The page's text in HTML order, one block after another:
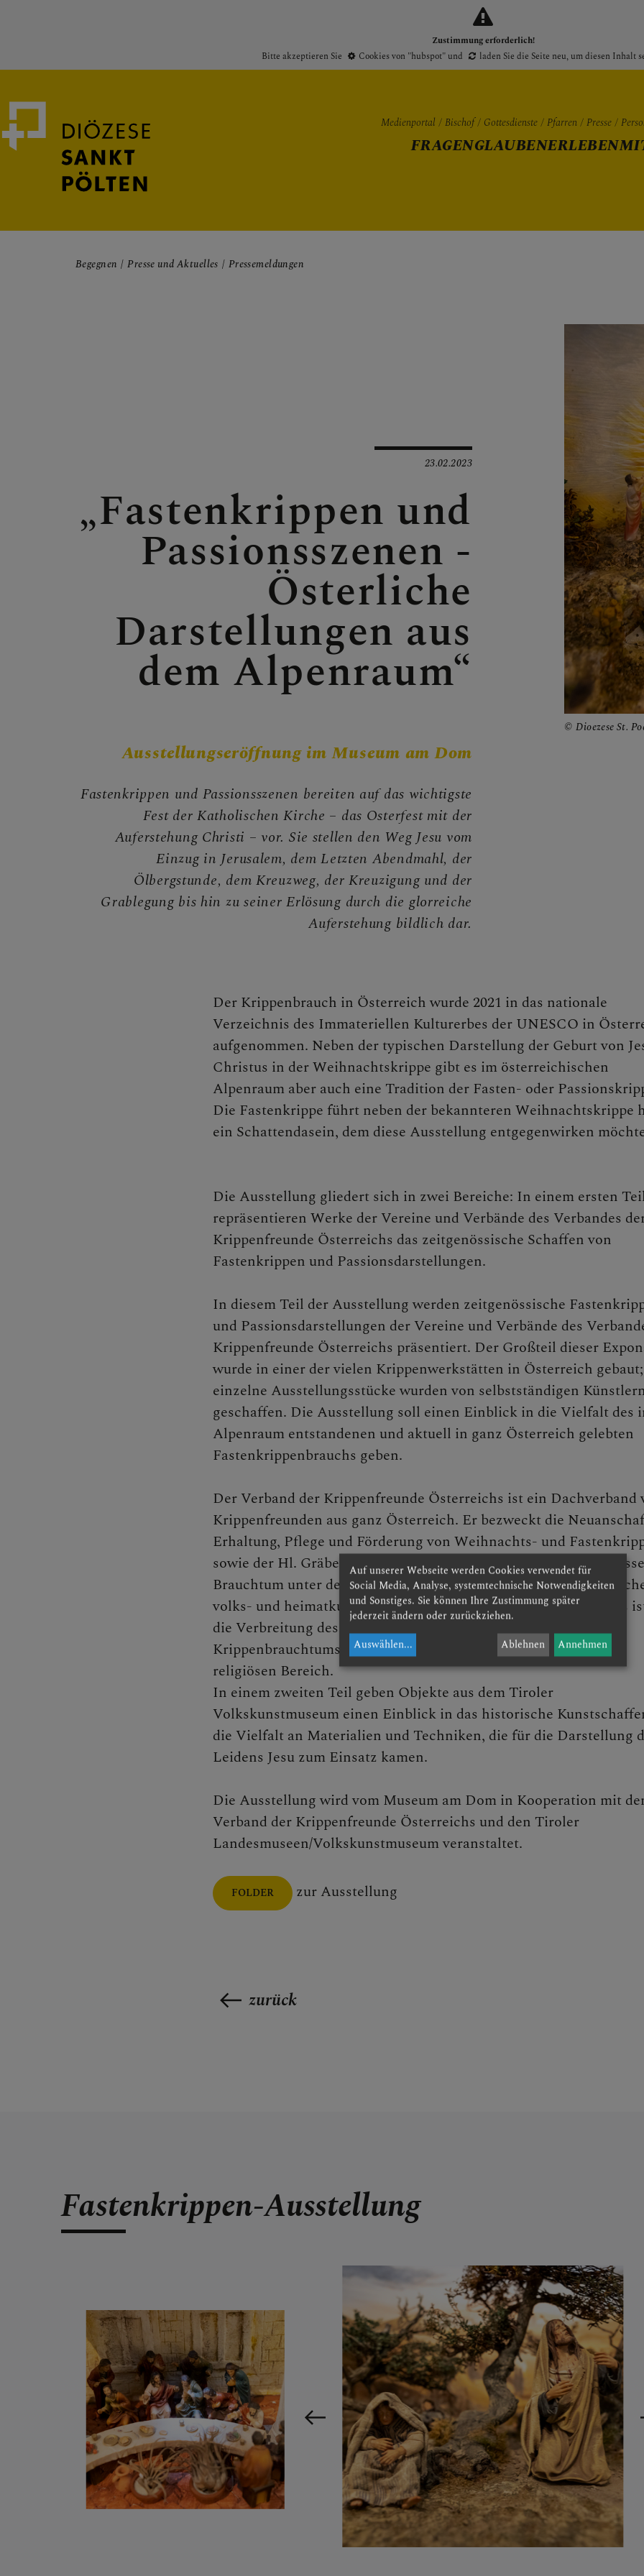
Zustimmung erforderlich!
Bitte akzeptieren Sie
Cookies von "hubspot"und laden Sie die Seite neu, um diesen Inhalt
Medienportal Bischof
GLAUBEN
ERLEBEN
MITMACHEN
BEGEGNEN
Begegnungstage
Seelsorge
Bischof
Personen
Diözesane Verwaltung
Pfarren
Medienplattform
Kontakt
Caritas St. Pölten & NÖ-West
Familie
Presse und Aktuelles
Gewalt & Missbrauch
Medienportal Bischof Gottesdienste Pfarren Presse
FRAGENGLAUBENERLEBEN
Begegnen Presse und Aktuelles Pressemeldungen
23.02.2023
„Fastenkrippen und
Passionsszenen -
Österliche
Darstellungen aus
dem Alpenraum“
Ausstellungseröffnung im Museum am Dom
Fastenkrippen und Passionsszenen bereiten auf das wichtigste
Fest der Katholischen Kirche – das Osterfest mit der
Auferstehung Christi – vor. Sie stellen den Weg Jesu vom
Einzug in Jerusalem, dem Letzten Abendmahl, der
Ölbergstunde, dem Kreuzweg, der Kreuzigung und der
Grablegung bis hin zu seiner Erlösung durch die glorreiche
Auferstehung bildlich dar.
Dioezese St.
Der Krippenbrauch in Österreich wurde 2021 in das nationale
Verzeichnis des Immateriellen Kulturerbes der UNESCO in
aufgenommen. Neben der typischen Darstellung der Geburt von
Christus in der Weihnachtskrippe gibt es im österreichischen
Alpenraum aber auch eine Tradition der Fasten- oder
Die Fastenkrippe führt neben der bekannteren Weihnachtskrippe
ein Schattendasein, dem diese Ausstellung entgegenwirken
Die Ausstellung gliedert sich in zwei Bereiche: In einem ersten
repräsentieren Werke der Vereine und Verbände des Verbandes
Krippenfreunde Österreichs das zeitgenössische Schaffen von
Fastenkrippen und Passionsdarstellungen.
In diesem Teil der Ausstellung werden zeitgenössische
und Passionsdarstellungen der Vereine und Verbände des
Krippenfreunde Österreichs präsentiert. Der Großteil dieser
wurde in einer der vielen Krippenwerkstätten in Österreich gebaut;
einzelne Ausstellungsstücke wurden von selbstständigen
geschaffen. Die Ausstellung soll einen Einblick in die Vielfalt des
Alpenraum entstandenen und aktuell in ganz Österreich gelebten
Fastenkrippenbrauchs geben.
Der Verband der Krippenfreunde Österreichs ist ein Dachverband
Krippenfreunden aus ganz Österreich. Er bezweckt die
Erhaltung, Pflege und Förderung von Weihnachts- und
sowie der Hl. Gräber, mit dem damit zusammenhängenden
Brauchtum unter dem Gesichtspunkt ihrer religiösen,
volks- und heimatkundlichen Bedeutung. Ein Ziel des Verbandes
die Verbreitung des Krippengedankens und die Pflege des
Krippenbrauchtums in den Familien, der Öffentlichkeit und im
religiösen Bereich.
In einem zweiten Teil geben Objekte aus dem Tiroler
Volkskunstmuseum einen Einblick in das historische
die Vielfalt an Materialien und Techniken, die für die Darstellung
Leidens Jesu zum Einsatz kamen.
Die Ausstellung wird vom Museum am Dom in Kooperation mit
Verband der Krippenfreunde Österreichs und den Tiroler
Landesmuseen/Volkskunstmuseum veranstaltet.
FOLDER zur Ausstellung
zurück
Fastenkrippen-Ausstellung
Auf unserer Webseite werden Cookies verwendet für
Social Media, Analyse, systemtechnische Notwendigkeiten
und Sonstiges. Sie können Ihre Zustimmung später
jederzeit ändern oder zurückziehen.
Auswählen... Ablehnen Annehmen